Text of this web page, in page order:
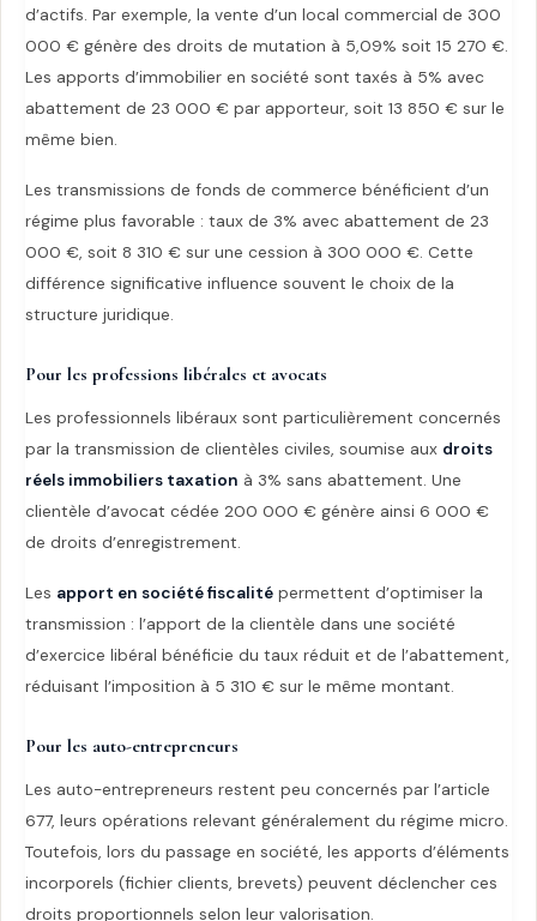
d’actifs. Par exemple, la vente d’un local commercial de 300
000 € génère des droits de mutation à 5,09% soit 15 270 €.
Les apports d’immobilier en société sont taxés à 5% avec
abattement de 23 000 € par apporteur, soit 13 850 € sur le
même bien.
Les transmissions de fonds de commerce bénéficient d’un
régime plus favorable : taux de 3% avec abattement de 23
000 €, soit 8 310 € sur une cession à 300 000 €. Cette
différence significative influence souvent le choix de la
structure juridique.
Pour les professions libérales et avocats
Les professionnels libéraux sont particulièrement concernés
par la transmission de clientèles civiles, soumise aux droits
réels immobiliers taxation à 3% sans abattement. Une
clientèle d’avocat cédée 200 000 € génère ainsi 6 000 €
de droits d’enregistrement.
Les apport en société fiscalité permettent d’optimiser la
transmission : l’apport de la clientèle dans une société
d’exercice libéral bénéficie du taux réduit et de l’abattement,
réduisant l’imposition à 5 310 € sur le même montant.
Pour les auto-entrepreneurs
Les auto-entrepreneurs restent peu concernés par l’article
677, leurs opérations relevant généralement du régime micro.
Toutefois, lors du passage en société, les apports d’éléments
incorporels (fichier clients, brevets) peuvent déclencher ces
droits proportionnels selon leur valorisation.